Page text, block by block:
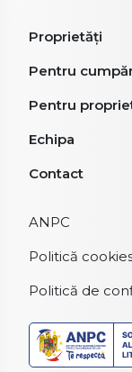
Proprietăți
Pentru
Pentru
Echipa
Contact
ANPC
Politică
Politică de